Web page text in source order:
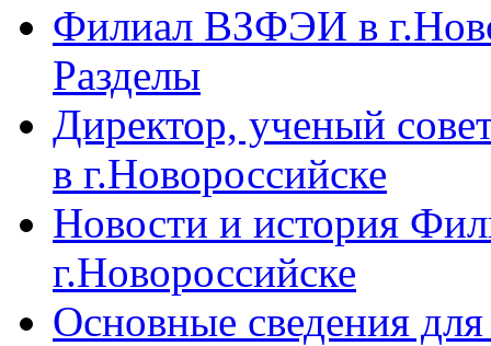
Филиал ВЗФЭИ в
Разделы
Директор, ученый
в г.Новороссийске
Новости и история
г.Новороссийске
Основные сведения